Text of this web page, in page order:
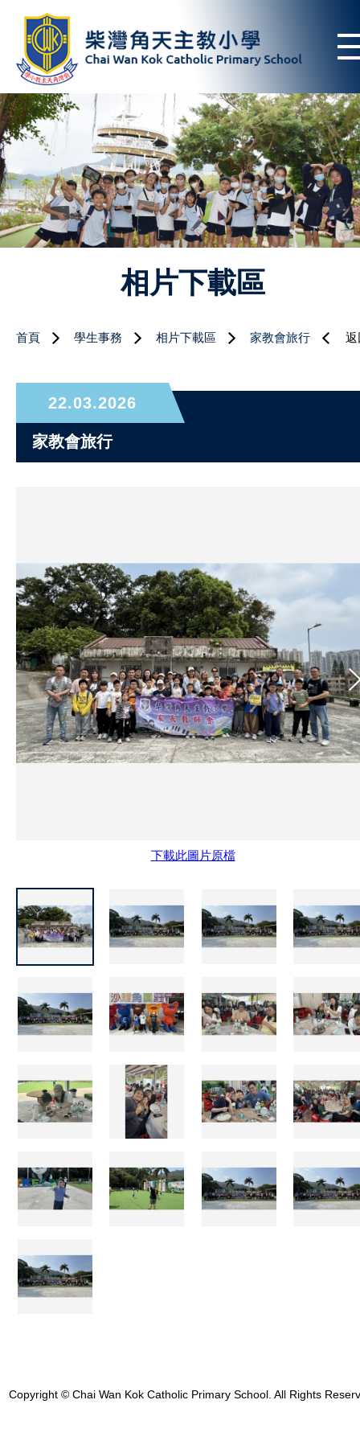
相片下載區
首頁 學生事務 相片下載區 家教會旅行 返
22.03.2026
家教會旅行
下載此圖片原檔
Copyright © Chai Wan Kok Catholic Primary School. All Rights